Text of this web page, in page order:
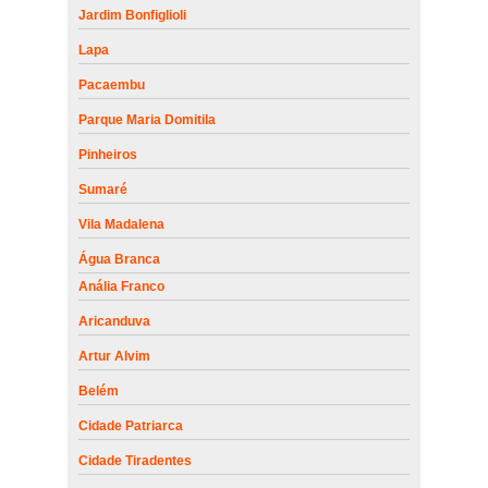
Jardim Bonfiglioli
Lapa
Pacaembu
Parque Maria Domitila
Pinheiros
Sumaré
Vila Madalena
Água Branca
Anália Franco
Aricanduva
Artur Alvim
Belém
Cidade Patriarca
Cidade Tiradentes